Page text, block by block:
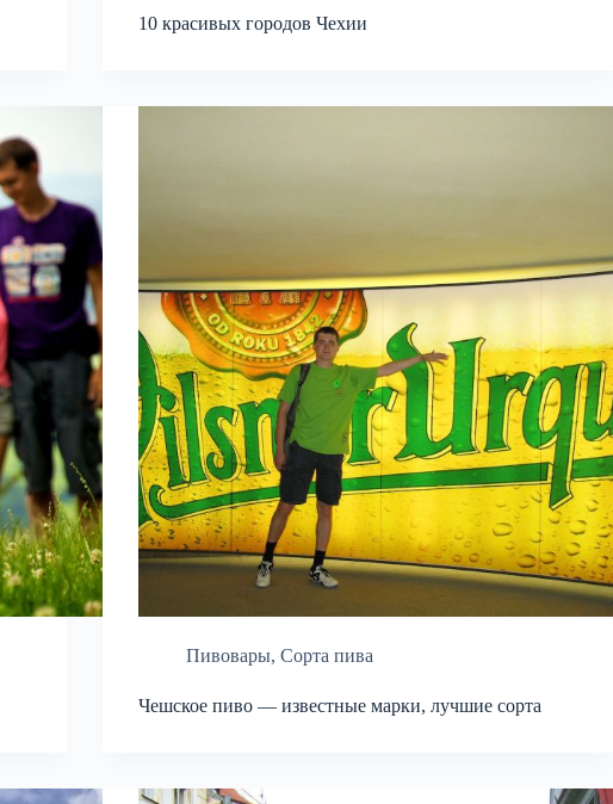
10 красивых городов Чехии
Пивовары, Сорта пива
Чешское пиво — известные марки, лучшие сорта